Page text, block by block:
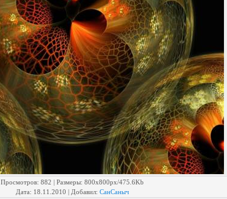
Просмотров: 882 | Размеры: 800x800px/475.6Kb
Дата: 18.11.2010 | Добавил: СанСаныч